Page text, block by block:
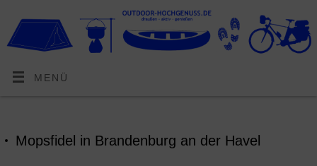
MENÜ
Mopsfidel in Brandenburg an der Havel